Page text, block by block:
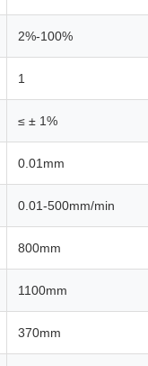
2%-100%
1
≤ ± 1%
0.01mm
0.01-500mm/min
800mm
1100mm
370mm